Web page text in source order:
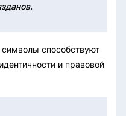
способствуют
и правовой